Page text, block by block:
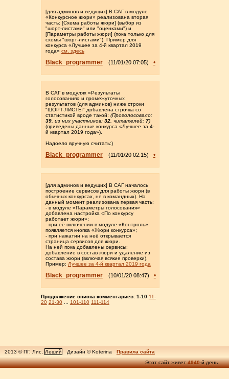
[для админов и ведущих] В САГ в модуле
«Конкурсное жюри» реализована вторая
часть: [Схема работы жюри] (выбор из
"шорт-листами" или "оценками") и
[Параметры работы жюри] (пока только для
схемы "шорт-листами"). Пример для
конкурса «Лучшее за 4-й квартал 2019
года» см. здесь
Black_programmer (11/01/20 07:05) •
В САГ в модулях «Результаты
голосования» и промежуточных
результатов (для админов) ниже строки
"ШОРТ-ЛИСТЫ" добавлена строчка со
статистикой вроде такой: (Проголосовало:
39, из них участников: 32, читателей: 7)
(приведены данные конкурса «Лучшее за 4-
й квартал 2019 года»).
Надоело вручную считать:)
Black_programmer (11/01/20 02:15) •
[для админов и ведущих] В САГ началось
построение сервисов для работы жюри (в
обычных конкурсах, не в командных). На
данный момент реализована первая часть:
- в модуле «Параметры голосования»
добавлена настройка «По конкурсу
работает жюри»;
- при её включении в модуле «Контроль»
появляется кнопка «Жюри конкурса»;
- при нажатии на неё открывается
страница сервисов для жюри.
На ней пока добавлены сервисы:
добавление в состав жюри и удаление из
состава жюри (включая всякие проверки).
Пример: Лучшее за 4-й квартал 2019 года
Black_programmer (10/01/20 08:47) •
Продолжение списка комментариев: 1-10 11-
20 21-30 101-110 111-114
2013 © ПГ, Лис, Леший Дизайн © Koterina
Правила сайта
Этот сайт живет4940-й день